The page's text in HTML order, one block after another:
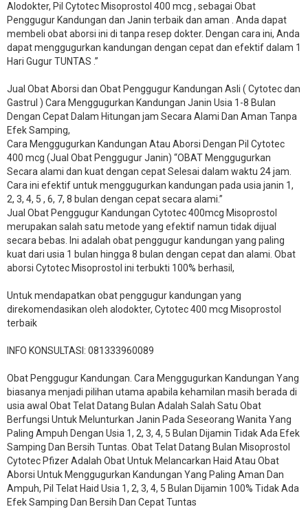
Alodokter, Pil Cytotec Misoprostol 400 mcg , sebagai Obat
Penggugur Kandungan dan Janin terbaik dan aman . Anda dapat
membeli obat aborsi ini di tanpa resep dokter. Dengan cara ini, Anda
dapat menggugurkan kandungan dengan cepat dan efektif dalam 1
Hari Gugur TUNTAS .”
Jual Obat Aborsi dan Obat Penggugur Kandungan Asli ( Cytotec dan
Gastrul ) Cara Menggugurkan Kandungan Janin Usia 1-8 Bulan
Dengan Cepat Dalam Hitungan jam Secara Alami Dan Aman Tanpa
Efek Samping,
Cara Menggugurkan Kandungan Atau Aborsi Dengan Pil Cytotec
400 mcg (Jual Obat Penggugur Janin) “OBAT Menggugurkan
Secara alami dan kuat dengan cepat Selesai dalam waktu 24 jam.
Cara ini efektif untuk menggugurkan kandungan pada usia janin 1,
2, 3, 4, 5 , 6, 7, 8 bulan dengan cepat secara alami.”
Jual Obat Penggugur Kandungan Cytotec 400mcg Misoprostol
merupakan salah satu metode yang efektif namun tidak dijual
secara bebas. Ini adalah obat penggugur kandungan yang paling
kuat dari usia 1 bulan hingga 8 bulan dengan cepat dan alami. Obat
aborsi Cytotec Misoprostol ini terbukti 100% berhasil,
Untuk mendapatkan obat penggugur kandungan yang
direkomendasikan oleh alodokter, Cytotec 400 mcg Misoprostol
terbaik
INFO KONSULTASI: 081333960089
​Obat Penggugur Kandungan. Cara Menggugurkan Kandungan Yang
biasanya menjadi pilihan utama apabila kehamilan masih berada di
usia awal Obat Telat Datang Bulan Adalah Salah Satu Obat
Berfungsi Untuk Melunturkan Janin Pada Seseorang Wanita Yang
Paling Ampuh Dengan Usia 1, 2, 3, 4, 5 Bulan Dijamin Tidak Ada Efek
Samping Dan Bersih Tuntas. Obat Telat Datang Bulan Misoprostol
Cytotec Pfizer Adalah Obat Untuk Melancarkan Haid Atau Obat
Aborsi Untuk Menggugurkan Kandungan Yang Paling Aman Dan
Ampuh, Pil Telat Haid Usia 1, 2, 3, 4, 5 Bulan Dijamin 100% Tidak Ada
Efek Samping Dan Bersih Dan Cepat Tuntas